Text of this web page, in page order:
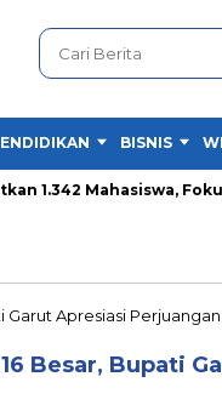
BISNIS
1.342 Mahasiswa, Fokus
Besar, Bupati